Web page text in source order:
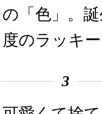
の「色」。
度のラッキ
3